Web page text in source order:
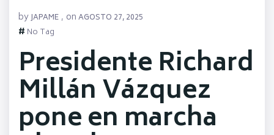
byJAPAME , onAGOSTO 27, 2025
# No Tag
Presidente Richard
Millán Vázquez
pone en marcha